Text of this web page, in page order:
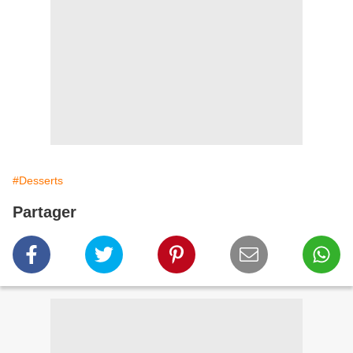
#Desserts
Partager